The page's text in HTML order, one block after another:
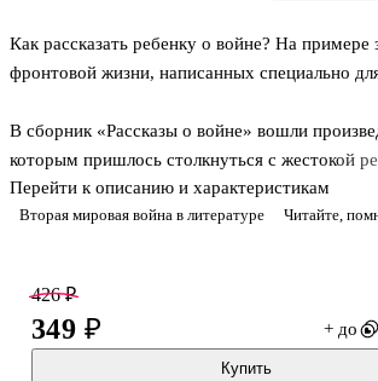
Вторая мировая война в литературе Читайте,
Как рассказать ребенку о войне? На примере
фронтовой жизни, написанных специально
В сборник «Рассказы о войне» вошли
которым пришлось столкнуться с жестокой
военного времени. С. Михалков, Л. Кассиль,
Алексеев, К. Симонов и другие авторы были
В книге они рассказывают об отваге,
нашего народа на всех фронтах, от
Перейти к описанию и характеристикам
426 ₽
349 ₽ + до
Купить